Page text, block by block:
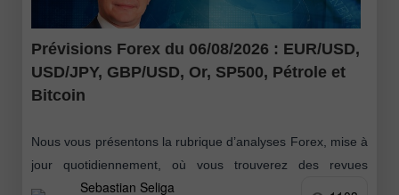
Prévisions Forex du 06/08/2026 : EUR/USD,
USD/JPY, GBP/USD, Or, SP500, Pétrole et
Bitcoin
Nous vous présentons la rubrique d’analyses Forex, mise à
jour quotidiennement, où vous trouverez des revues
d’experts Forex, un suivi en temps réel des informations
Sebastian Seliga